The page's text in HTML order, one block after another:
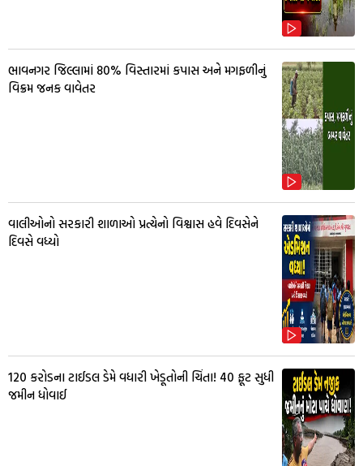
ભાવનગર જિલ્લામાં 80% વિસ્તારમાં કપાસ અને મગફળીનું
વિક્રમ જનક વાવેતર
વાલીઓનો સરકારી શાળાઓ પ્રત્યેનો વિશ્વાસ હવે દિવસેને
દિવસે વધ્યો
₹120 કરોડના ટાઈડલ ડેમે વધારી ખેડૂતોની ચિંતા! 40 ફૂટ સુધી
જમીન ધોવાઈ